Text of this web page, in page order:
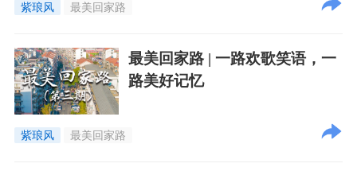
紫琅风 最美回家路
最美回家路 | 一路欢歌笑语，一
路美好记忆
紫琅风 最美回家路